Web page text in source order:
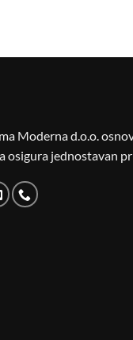
Moderna d.o.o.
osigura jednostavan